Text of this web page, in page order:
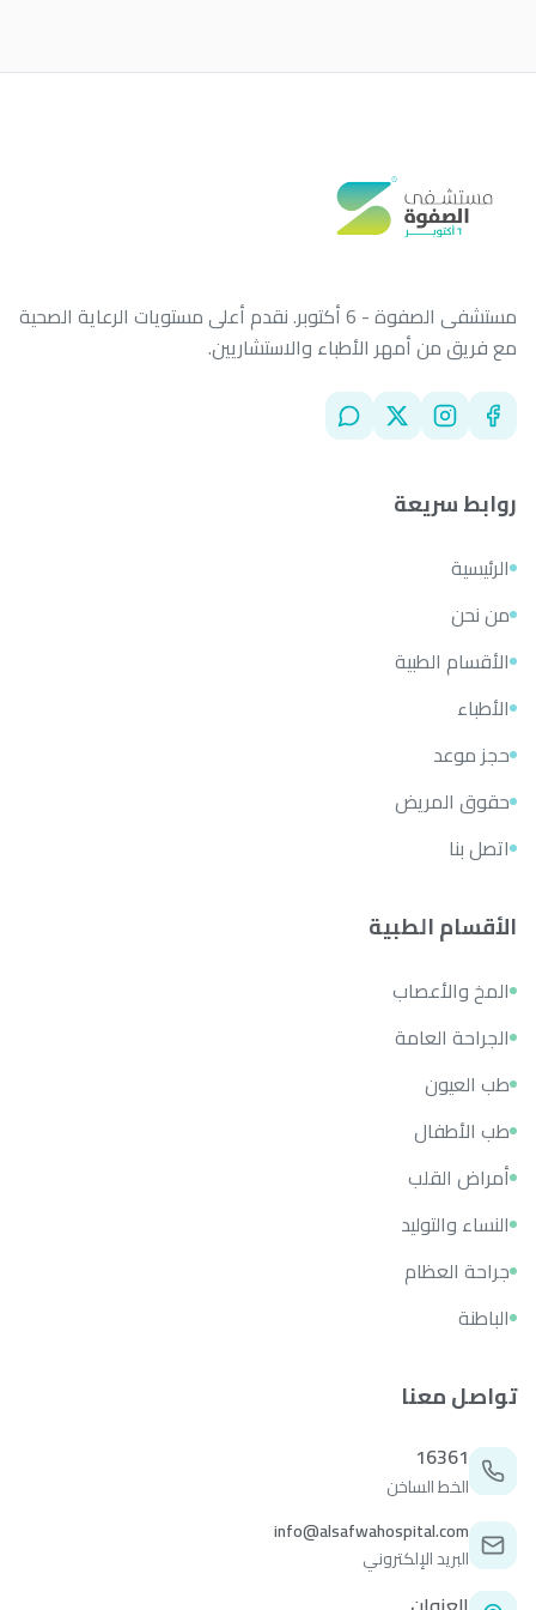
اتصل بنا
مستشفى الصفوة - 6 أكتوبر. نقدم أعلى مستويات الرعاية الصحية
مع فريق من أمهر الأطباء والاستشاريين.
روابط سريعة
الرئيسية
من نحن
الأقسام الطبية
الأطباء
حجز موعد
حقوق المريض
اتصل بنا
الأقسام الطبية
المخ والأعصاب
الجراحة العامة
طب العيون
طب الأطفال
أمراض القلب
النساء والتوليد
جراحة العظام
الباطنة
تواصل معنا
16361
الخط الساخن
info@alsafwahospital.com
البريد الإلكتروني